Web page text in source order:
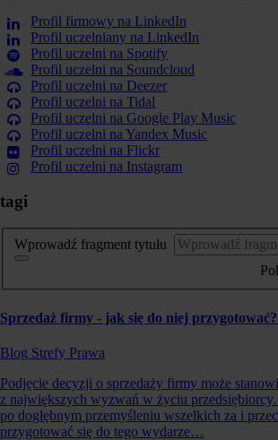
Profil firmowy na LinkedIn
Profil uczelniany na LinkedIn
Profil uczelni na Spotify
Profil uczelni na Soundcloud
Profil uczelni na Deezer
Profil uczelni na Tidal
Profil uczelni na Google Play Music
Profil uczelni na Yandex Music
Profil uczelni na Flickr
Profil uczelni na Instagram
tagi
Wprowadź fragment tytułu
Sprzedaż firmy - jak się do niej
Blog Strefy Prawa
Podjęcie decyzji o sprzedaży firmy może
z największych wyzwań w życiu
po dogłębnym przemyśleniu wszelkich za i
przygotować się do tego wydarze…